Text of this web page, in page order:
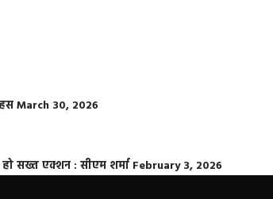
March 30, 2026
हो सख्त एक्शन : सीएम शर्मा February 3, 2026